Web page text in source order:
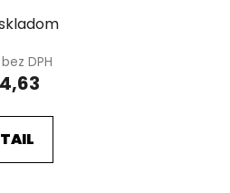
bez DPH